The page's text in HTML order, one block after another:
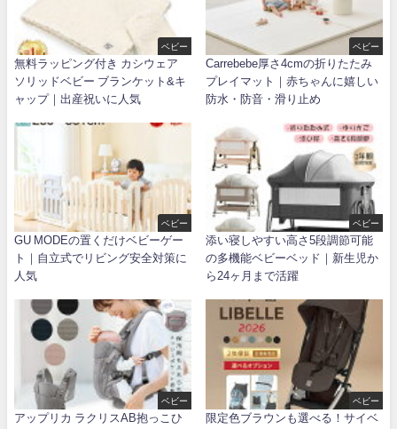
ベビー
無料ラッピング付き カシウェア
ソリッドベビー ブランケット&キ
ャップ｜出産祝いに人気
ベビー
Carrebebe厚さ4cmの折りたたみ
プレイマット｜赤ちゃんに嬉しい
防水・防音・滑り止め
ベビー
GU MODEの置くだけベビーゲー
ト｜自立式でリビング安全対策に
人気
ベビー
添い寝しやすい高さ5段調節可能
の多機能ベビーベッド｜新生児か
ら24ヶ月まで活躍
ベビー
アップリカ ラクリスAB抱っこひ
ベビー
限定色ブラウンも選べる！サイベ